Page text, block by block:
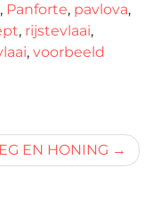
, Panforte, pavlova,
, rijstevlaai,
, voorbeeld
EN HONING